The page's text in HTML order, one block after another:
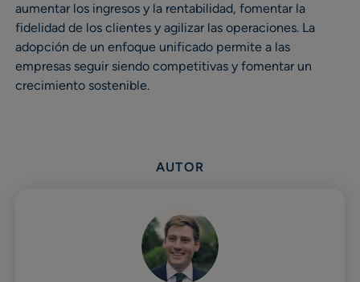
aumentar los ingresos y la rentabilidad, fomentar la
fidelidad de los clientes y agilizar las operaciones. La
adopción de un enfoque unificado permite a las
empresas seguir siendo competitivas y fomentar un
crecimiento sostenible.
AUTOR